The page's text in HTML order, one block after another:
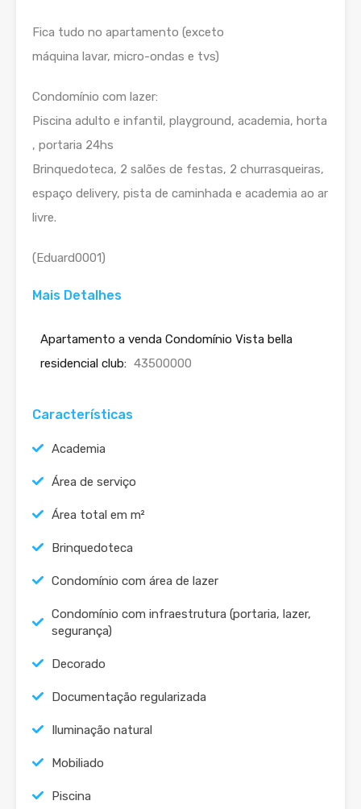
Fica tudo no apartamento (exceto
máquina lavar, micro-ondas e tvs)
Condomínio com lazer:
Piscina adulto e infantil, playground, academia, horta
, portaria 24hs
Brinquedoteca, 2 salões de festas, 2 churrasqueiras,
espaço delivery, pista de caminhada e academia ao ar
livre.
(Eduard0001)
Mais Detalhes
Apartamento a venda Condomínio Vista bella
residencial club: 43500000
Características
Academia
Área de serviço
Área total em m²
Brinquedoteca
Condomínio com área de lazer
Condomínio com infraestrutura (portaria, lazer,
segurança)
Decorado
Documentação regularizada
Iluminação natural
Mobiliado
Piscina